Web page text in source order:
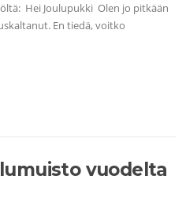
Hei Joulupukki Olen jo pitkään
En tiedä, voitko
vuodelta